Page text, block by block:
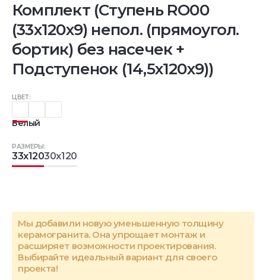
Комплект (Ступень RO00
(33x120x9) непол. (прямоугол.
бортик) без насечек +
Подступенок (14,5x120x9))
ЦВЕТ:
Белый
РАЗМЕРЫ:
33x12030x120
Мы добавили новую уменьшенную толщину
керамогранита. Она упрощает монтаж и
расширяет возможности проектирования.
Выбирайте идеальный вариант для своего
проекта!